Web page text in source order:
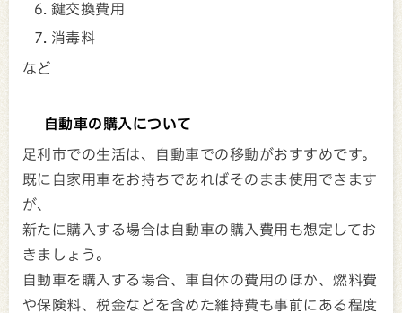
鍵交換費用
消毒料
など
自動車の購入について
足利市での生活は、自動車での移動がおすすめです。
既に自家用車をお持ちであればそのまま使用できます
が、
新たに購入する場合は自動車の購入費用も想定してお
きましょう。
自動車を購入する場合、車自体の費用のほか、燃料費
や保険料、税金などを含めた維持費も事前にある程度